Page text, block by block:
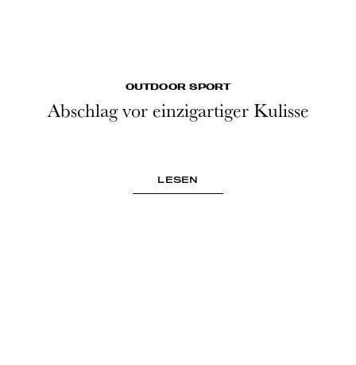
OUTDOOR SPORT
Abschlag vor einzigartiger Kulisse
LESEN